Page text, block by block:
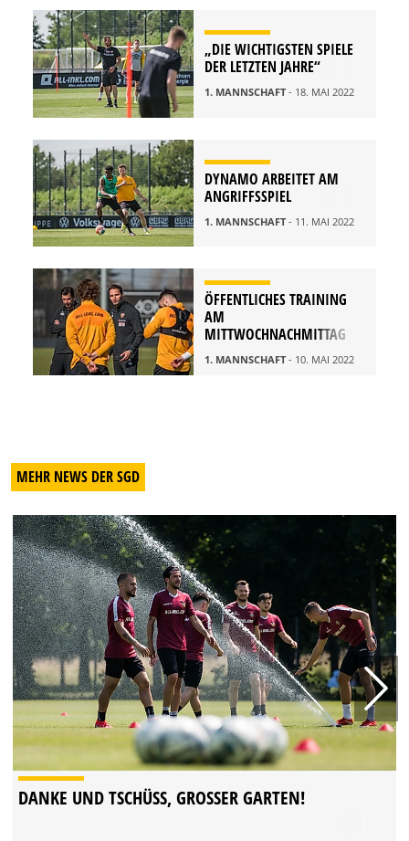
„DIE WICHTIGSTEN SPIELE
DER LETZTEN JAHRE“
1. MANNSCHAFT- 18. MAI 2022
DYNAMO ARBEITET AM
ANGRIFFSSPIEL
1. MANNSCHAFT- 11. MAI 2022
ÖFFENTLICHES TRAINING
AM
MITTWOCHNACHMITTAG
1. MANNSCHAFT- 10. MAI 2022
MEHR NEWS DER SGD
DANKE UND TSCHÜSS, GROSSER GARTEN!